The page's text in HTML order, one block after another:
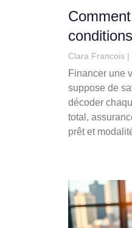
Clara Francois
Financer une
suppose de
décoder
total,
prêt et